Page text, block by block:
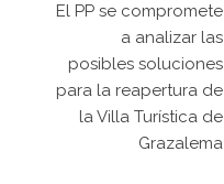
El PP se compromete
a analizar las
posibles soluciones
para la reapertura de
la Villa Turística de
Grazalema